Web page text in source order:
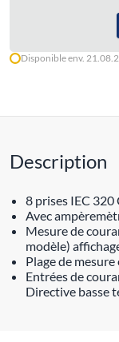
Disponible env.
Description
8 prises IEC 320
Avec
Mesure de
modèle)
Plage de
Entrées de
Directive basse